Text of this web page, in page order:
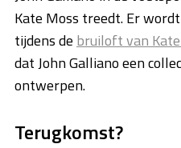
Kate Moss treedt. Er
tijdens de bruiloft van
dat John Galliano een
ontwerpen.
Terugkomst?